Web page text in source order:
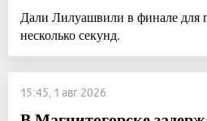
Дали Лилуашвили в финале для
несколько секунд.
15:45, 1 авг 2026